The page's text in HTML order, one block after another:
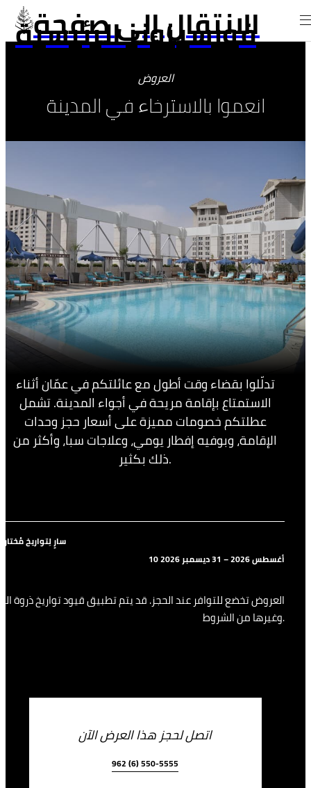
الانتقال إلى صفحة
فورسيزونز الرئيسية
العروض
انعموا بالاسترخاء في المدينة
تدلّلوا بقضاء وقت أطول مع عائلتكم في عمّان أثناء
الاستمتاع بإقامة مريحة في أجواء المدينة. تشمل
عطلتكم خصومات مميزة على أسعار حجز وحدات
الإقامة، وبوفيه إفطار يومي، وعلاجات سبا، وأكثر من
ذلك بكثير.
سارٍ لِتواريخ
10 أغسطس 2026 – 31 ديسمبر 2026
العروض تخضع للتوافر عند الحجز. قد يتم تطبيق قيود تواريخ ذروة
وغيرها من الشروط.
اتصل لحجز هذا العرض الآن
962 (6) 550-5555